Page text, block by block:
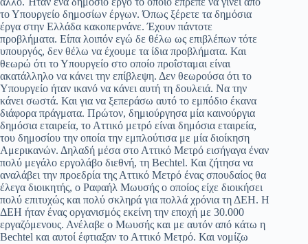
το Υπουργείο δημοσίων έργων. Όπως ξέρετε τα δημόσια
έργα στην Ελλάδα κακοπερνάνε. Έχουν πάντοτε
προβλήματα. Είπα λοιπόν εγώ δε θέλω ως επιβλέπων τότε
υπουργός, δεν θέλω να έχουμε τα ίδια προβλήματα. Και
θεωρώ ότι το Υπουργείο στο οποίο προΐσταμαι είναι
ακατάλληλο να κάνει την επίβλεψη. Δεν θεωρούσα ότι το
Υπουργείο ήταν ικανό να κάνει αυτή τη δουλειά. Να την
κάνει σωστά. Και για να ξεπεράσω αυτό το εμπόδιο έκανα
διάφορα πράγματα. Πρώτον, δημιούργησα μία καινούργια
δημόσια εταιρεία, το Αττικό μετρό είναι δημόσια εταιρεία,
του δημοσίου την οποία την εμπλούτισα με μία διοίκηση
Αμερικανών. Δηλαδή μέσα στο Αττικό Μετρό εισήγαγα έναν
πολύ μεγάλο εργολάβο διεθνή, τη Bechtel. Και ζήτησα να
αναλάβει την προεδρία της Αττικό Μετρό ένας σπουδαίος θα
έλεγα διοικητής, ο Ραφαήλ Μωυσής ο οποίος είχε διοικήσει
πολύ επιτυχώς και πολύ σκληρά για πολλά χρόνια τη ΔΕΗ. Η
ΔΕΗ ήταν ένας οργανισμός εκείνη την εποχή με 30.000
εργαζόμενους. Ανέλαβε ο Μωυσής και με αυτόν από κάτω η
Bechtel και αυτοί έφτιαξαν το Αττικό Μετρό. Και νομίζω